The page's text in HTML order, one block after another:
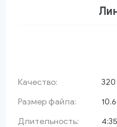
Качество:
Размер файла:
Длительность:
4:35
сарафан